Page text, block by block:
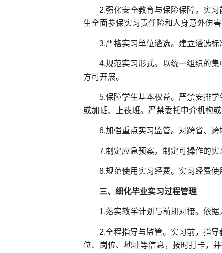
2.强化安全教育与保险保障。实
生全面参保实习责任险和人身意外伤害
3.严格实习单位遴选。建立遴选
4.规范实习形式。以统一组织的
方可开展。
5.保障学生基本权益。严禁安排
或加班、上夜班。严禁委托中介机构
6.加强重点实习监管。对跨省、
7.制定应急预案。制定可操作的
8.规范使用实习经费。实习经费
三、细化毕业实习过程管理
1.落实教学计划与前期对接。依
2.全程指导与监管。实习前，指
位、岗位、地址等信息，按时打卡，